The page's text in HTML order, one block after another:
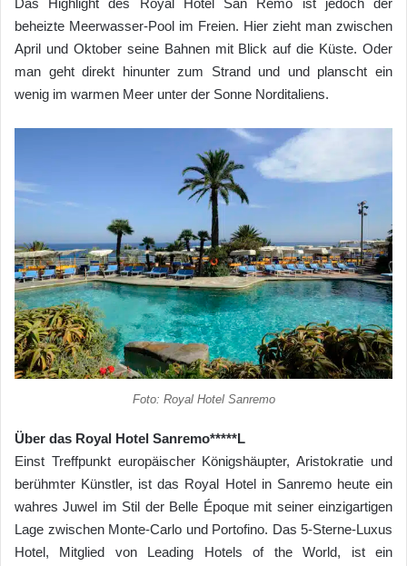
beheizte Meerwasser-Pool im Freien. Hier zieht man zwischen
April und Oktober seine Bahnen mit Blick auf die Küste. Oder
man geht direkt hinunter zum Strand und und planscht ein
wenig im warmen Meer unter der Sonne Norditaliens.
Foto: Royal Hotel Sanremo
Über das Royal Hotel Sanremo*****L
Einst Treffpunkt europäischer Königshäupter, Aristokratie und
berühmter Künstler, ist das Royal Hotel in Sanremo heute ein
wahres Juwel im Stil der Belle Époque mit seiner einzigartigen
Lage zwischen Monte-Carlo und Portofino. Das 5-Sterne-Luxus
Hotel, Mitglied von Leading Hotels of the World, ist ein